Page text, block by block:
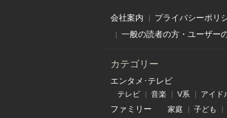
会社案内 プライバシーポリ
一般の読者の方・ユーザー
カテゴリー
エンタメ･テレビ
テレビ 音楽 V系 アイド
ファミリー 家庭 子ども